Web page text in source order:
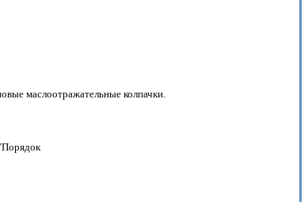
маслоотражательные колпачки.